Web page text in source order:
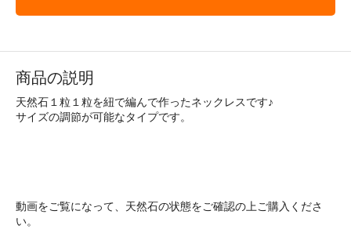
商品の説明
天然石１粒１粒を紐で編んで作ったネックレスです♪
サイズの調節が可能なタイプです。
動画をご覧になって、天然石の状態をご確認の上ご購入くださ
い。